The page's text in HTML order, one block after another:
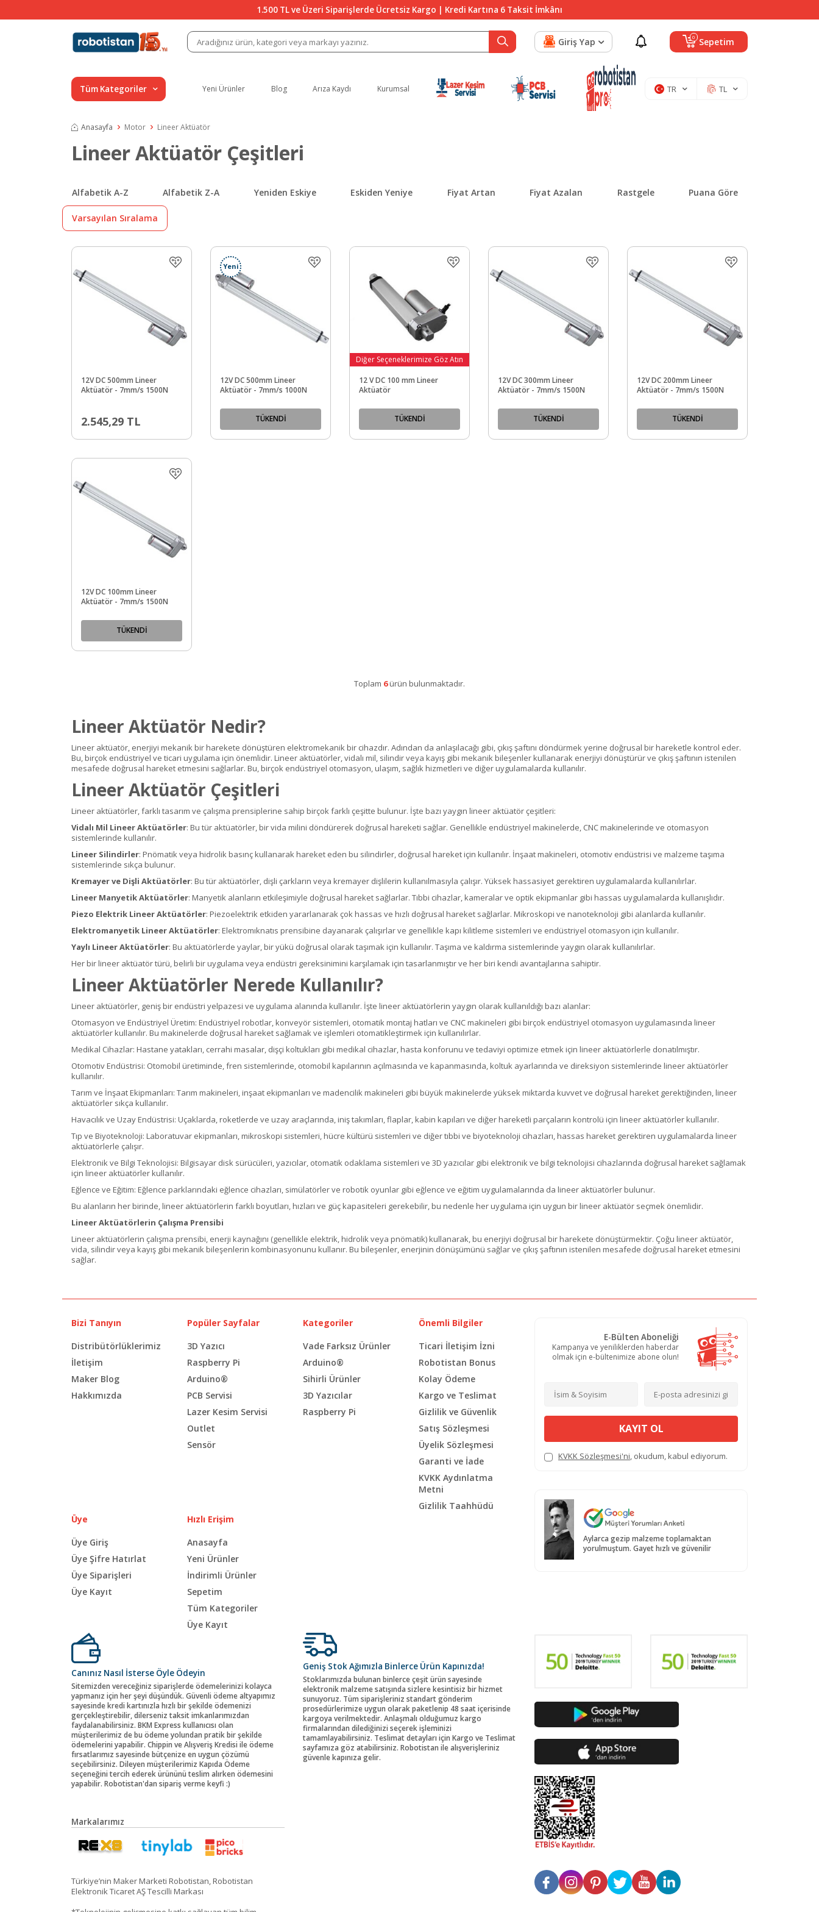
1.500 TL ve Üzeri Siparişlerde Ücretsiz Kargo | Kredi Kartına 6 Taksit İmkânı
0 Sepetim
Giriş Yap
Tüm Kategoriler Yeni Ürünler Blog Arıza Kaydı Kurumsal TR TL
Anasayfa Motor Lineer Aktüatör
Lineer Aktüatör Çeşitleri
Alfabetik A-Z Alfabetik Z-A Yeniden Eskiye Eskiden Yeniye Fiyat Artan Fiyat Azalan Rastgele Puana Göre
Varsayılan Sıralama
12V DC 500mm Lineer
Aktüatör - 7mm/s 1500N
2.545,29 TL
Yeni
12V DC 500mm Lineer
Aktüatör - 7mm/s 1000N
TÜKENDİ
Diğer Seçeneklerimize Göz Atın
12 V DC 100 mm Lineer
Aktüatör
TÜKENDİ
12V DC 300mm Lineer
Aktüatör - 7mm/s 1500N
TÜKENDİ
12V DC 200mm Lineer
Aktüatör - 7mm/s 1500N
TÜKENDİ
12V DC 100mm Lineer
Aktüatör - 7mm/s 1500N
TÜKENDİ
Toplam 6ürün bulunmaktadır.
Lineer Aktüatör Nedir?
Lineer aktüatör, enerjiyi mekanik bir harekete dönüştüren elektromekanik bir cihazdır. Adından da anlaşılacağı gibi, çıkış şaftını döndürmek yerine doğrusal bir hareketle kontrol eder.
Bu, birçok endüstriyel ve ticari uygulama için önemlidir. Lineer aktüatörler, vidalı mil, silindir veya kayış gibi mekanik bileşenler kullanarak enerjiyi dönüştürür ve çıkış şaftının istenilen
mesafede doğrusal hareket etmesini sağlarlar. Bu, birçok endüstriyel otomasyon, ulaşım, sağlık hizmetleri ve diğer uygulamalarda kullanılır.
Lineer Aktüatör Çeşitleri
Lineer aktüatörler, farklı tasarım ve çalışma prensiplerine sahip birçok farklı çeşitte bulunur. İşte bazı yaygın lineer aktüatör çeşitleri:
Vidalı Mil Lineer Aktüatörler: Bu tür aktüatörler, bir vida milini döndürerek doğrusal hareketi sağlar. Genellikle endüstriyel makinelerde, CNC makinelerinde ve otomasyon
sistemlerinde kullanılır.
Lineer Silindirler: Pnömatik veya hidrolik basınç kullanarak hareket eden bu silindirler, doğrusal hareket için kullanılır. İnşaat makineleri, otomotiv endüstrisi ve malzeme taşıma
sistemlerinde sıkça bulunur.
Kremayer ve Dişli Aktüatörler: Bu tür aktüatörler, dişli çarkların veya kremayer dişlilerin kullanılmasıyla çalışır. Yüksek hassasiyet gerektiren uygulamalarda kullanılırlar.
Lineer Manyetik Aktüatörler: Manyetik alanların etkileşimiyle doğrusal hareket sağlarlar. Tıbbi cihazlar, kameralar ve optik ekipmanlar gibi hassas uygulamalarda kullanışlıdır.
Piezo Elektrik Lineer Aktüatörler: Piezoelektrik etkiden yararlanarak çok hassas ve hızlı doğrusal hareket sağlarlar. Mikroskopi ve nanoteknoloji gibi alanlarda kullanılır.
Elektromanyetik Lineer Aktüatörler: Elektromıknatıs prensibine dayanarak çalışırlar ve genellikle kapı kilitleme sistemleri ve endüstriyel otomasyon için kullanılır.
Yaylı Lineer Aktüatörler: Bu aktüatörlerde yaylar, bir yükü doğrusal olarak taşımak için kullanılır. Taşıma ve kaldırma sistemlerinde yaygın olarak kullanılırlar.
Her bir lineer aktüatör türü, belirli bir uygulama veya endüstri gereksinimini karşılamak için tasarlanmıştır ve her biri kendi avantajlarına sahiptir.
Lineer Aktüatörler Nerede Kullanılır?
Lineer aktüatörler, geniş bir endüstri yelpazesi ve uygulama alanında kullanılır. İşte lineer aktüatörlerin yaygın olarak kullanıldığı bazı alanlar:
Otomasyon ve Endüstriyel Üretim: Endüstriyel robotlar, konveyör sistemleri, otomatik montaj hatları ve CNC makineleri gibi birçok endüstriyel otomasyon uygulamasında lineer
aktüatörler kullanılır. Bu makinelerde doğrusal hareket sağlamak ve işlemleri otomatikleştirmek için kullanılırlar.
Medikal Cihazlar: Hastane yatakları, cerrahi masalar, dişçi koltukları gibi medikal cihazlar, hasta konforunu ve tedaviyi optimize etmek için lineer aktüatörlerle donatılmıştır.
Otomotiv Endüstrisi: Otomobil üretiminde, fren sistemlerinde, otomobil kapılarının açılmasında ve kapanmasında, koltuk ayarlarında ve direksiyon sistemlerinde lineer aktüatörler
kullanılır.
Tarım ve İnşaat Ekipmanları: Tarım makineleri, inşaat ekipmanları ve madencilik makineleri gibi büyük makinelerde yüksek miktarda kuvvet ve doğrusal hareket gerektiğinden, lineer
aktüatörler sıkça kullanılır.
Havacılık ve Uzay Endüstrisi: Uçaklarda, roketlerde ve uzay araçlarında, iniş takımları, flaplar, kabin kapıları ve diğer hareketli parçaların kontrolü için lineer aktüatörler kullanılır.
Tıp ve Biyoteknoloji: Laboratuvar ekipmanları, mikroskopi sistemleri, hücre kültürü sistemleri ve diğer tıbbi ve biyoteknoloji cihazları, hassas hareket gerektiren uygulamalarda lineer
aktüatörlerle çalışır.
Elektronik ve Bilgi Teknolojisi: Bilgisayar disk sürücüleri, yazıcılar, otomatik odaklama sistemleri ve 3D yazıcılar gibi elektronik ve bilgi teknolojisi cihazlarında doğrusal hareket sağlamak
için lineer aktüatörler kullanılır.
Eğlence ve Eğitim: Eğlence parklarındaki eğlence cihazları, simülatörler ve robotik oyunlar gibi eğlence ve eğitim uygulamalarında da lineer aktüatörler bulunur.
Bu alanların her birinde, lineer aktüatörlerin farklı boyutları, hızları ve güç kapasiteleri gerekebilir, bu nedenle her uygulama için uygun bir lineer aktüatör seçmek önemlidir.
Lineer Aktüatörlerin Çalışma Prensibi
Lineer aktüatörlerin çalışma prensibi, enerji kaynağını (genellikle elektrik, hidrolik veya pnömatik) kullanarak, bu enerjiyi doğrusal bir harekete dönüştürmektir. Çoğu lineer aktüatör,
vida, silindir veya kayış gibi mekanik bileşenlerin kombinasyonunu kullanır. Bu bileşenler, enerjinin dönüşümünü sağlar ve çıkış şaftının istenilen mesafede doğrusal hareket etmesini
sağlar.
Bizi Tanıyın
Distribütörlüklerimiz
İletişim
Maker Blog
Hakkımızda
Popüler Sayfalar
3D Yazıcı
Raspberry Pi
Arduino®
PCB Servisi
Lazer Kesim Servisi
Outlet
Sensör
Kategoriler
Vade Farksız Ürünler
Arduino®
Sihirli Ürünler
3D Yazıcılar
Raspberry Pi
Önemli Bilgiler
Ticari İletişim İzni
Robotistan Bonus
Kolay Ödeme
Kargo ve Teslimat
Gizlilik ve Güvenlik
Satış Sözleşmesi
Üyelik Sözleşmesi
Garanti ve İade
KVKK Aydınlatma
Metni
Gizlilik Taahhüdü
Üye
Üye Giriş
Üye Şifre Hatırlat
Üye Siparişleri
Üye Kayıt
Hızlı Erişim
Anasayfa
Yeni Ürünler
İndirimli Ürünler
Sepetim
Tüm Kategoriler
Üye Kayıt
E-Bülten Aboneliği
Kampanya ve yeniliklerden haberdar
olmak için e-bültenimize abone olun!
KAYIT OL
KVKK Sözleşmesi'ni, okudum, kabul ediyorum.
Aylarca gezip malzeme toplamaktan
yorulmuştum. Gayet hızlı ve güvenilir
Canınız Nasıl İsterse Öyle Ödeyin
Sitemizden vereceğiniz siparişlerde ödemelerinizi kolayca
yapmanız için her şeyi düşündük. Güvenli ödeme altyapımız
sayesinde kredi kartınızla hızlı bir şekilde ödemenizi
gerçekleştirebilir, dilerseniz taksit imkanlarımızdan
faydalanabilirsiniz. BKM Express kullanıcısı olan
müşterilerimiz de bu ödeme yolundan pratik bir şekilde
ödemelerini yapabilir. Chippin ve Alışveriş Kredisi ile ödeme
fırsatlarımız sayesinde bütçenize en uygun çözümü
seçebilirsiniz. Dileyen müşterilerimiz Kapıda Ödeme
seçeneğini tercih ederek ürününü teslim alırken ödemesini
yapabilir. Robotistan'dan sipariş verme keyfi :)
Geniş Stok Ağımızla Binlerce Ürün Kapınızda!
Stoklarımızda bulunan binlerce çeşit ürün sayesinde
elektronik malzeme satışında sizlere kesintisiz bir hizmet
sunuyoruz. Tüm siparişleriniz standart gönderim
prosedürlerimize uygun olarak paketlenip 48 saat içerisinde
kargoya verilmektedir. Anlaşmalı olduğumuz kargo
firmalarından dilediğinizi seçerek işleminizi
tamamlayabilirsiniz. Teslimat detayları için Kargo ve Teslimat
sayfamıza göz atabilirsiniz. Robotistan ile alışverişleriniz
güvenle kapınıza gelir.
Markalarımız
Türkiye’nin Maker Marketi Robotistan, Robotistan
Elektronik Ticaret AŞ Tescilli Markası